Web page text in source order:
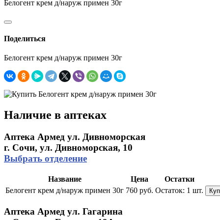
Белогент крем д/наруж примен 30г
Поделиться
Белогент крем д/наруж примен 30г
Наличие в аптеках
Аптека Армед ул. Дивноморская
г. Сочи, ул. Дивноморская, 10
Выбрать отделение
Название Цена
Остатки
Белогент крем д/наруж примен 30г 760 руб. Остаток: 1 шт.
Аптека Армед ул. Гагарина